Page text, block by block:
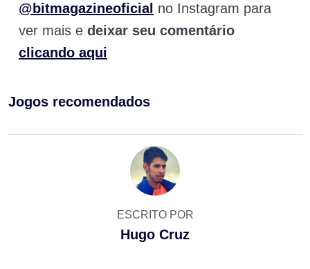
@bitmagazineoficial no Instagram para
ver mais e deixar seu comentário
clicando aqui
Jogos recomendados
ESCRITO POR
Hugo Cruz